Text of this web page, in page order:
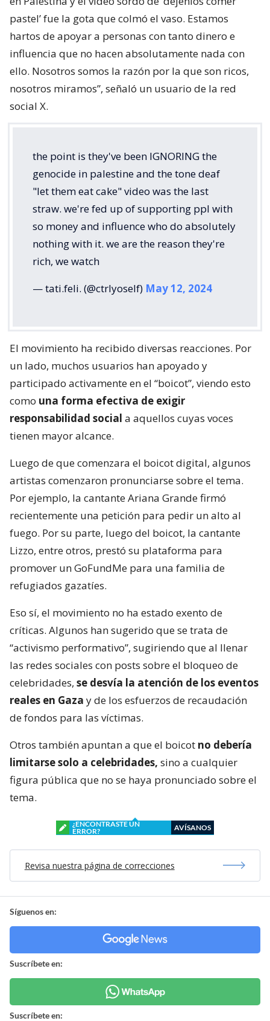
pastel’ fue la gota que colmó el vaso. Estamos
hartos de apoyar a personas con tanto dinero e
influencia que no hacen absolutamente nada con
ello. Nosotros somos la razón por la que son ricos,
nosotros miramos”, señaló un usuario de la red
social X.
the point is they've been IGNORING the
genocide in palestine and the tone deaf
"let them eat cake" video was the last
straw. we're fed up of supporting ppl with
so money and influence who do absolutely
nothing with it. we are the reason they're
rich, we watch
— tati.feli. (@ctrlyoself) May 12, 2024
El movimiento ha recibido diversas reacciones. Por
un lado, muchos usuarios han apoyado y
participado activamente en el “boicot”, viendo esto
como una forma efectiva de exigir
responsabilidad social a aquellos cuyas voces
tienen mayor alcance.
Luego de que comenzara el boicot digital, algunos
artistas comenzaron pronunciarse sobre el tema.
Por ejemplo, la cantante Ariana Grande firmó
recientemente una petición para pedir un alto al
fuego. Por su parte, luego del boicot, la cantante
Lizzo, entre otros, prestó su plataforma para
promover un GoFundMe para una familia de
refugiados gazatíes.
Eso sí, el movimiento no ha estado exento de
críticas. Algunos han sugerido que se trata de
“activismo performativo”, sugiriendo que al llenar
las redes sociales con posts sobre el bloqueo de
celebridades, se desvía la atención de los eventos
reales en Gaza y de los esfuerzos de recaudación
de fondos para las víctimas.
Otros también apuntan a que el boicot no debería
limitarse solo a celebridades, sino a cualquier
figura pública que no se haya pronunciado sobre el
tema.
¿ENCONTRASTE UN
ERROR?
AVÍSANOS
Revisa nuestra página de correcciones
Síguenos en:
Suscríbete en:
Suscríbete en: